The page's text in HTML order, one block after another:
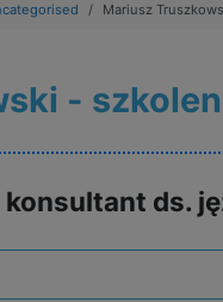
Mariusz
-
ds.